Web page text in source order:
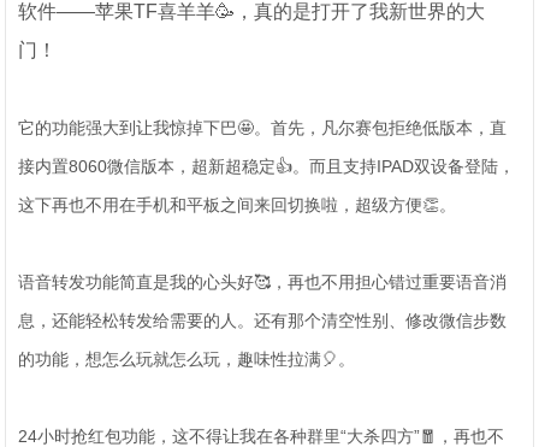
软件——苹果TF喜羊羊🥳，真的是打开了我新世界的大
门！
它的功能强大到让我惊掉下巴🤩。首先，凡尔赛包拒绝低版本，直
接内置8060微信版本，超新超稳定👍。而且支持IPAD双设备登陆，
这下再也不用在手机和平板之间来回切换啦，超级方便👏。
语音转发功能简直是我的心头好🥰，再也不用担心错过重要语音消
息，还能轻松转发给需要的人。还有那个清空性别、修改微信步数
的功能，想怎么玩就怎么玩，趣味性拉满🎈。
24小时抢红包功能，这不得让我在各种群里“大杀四方”🧧，再也不